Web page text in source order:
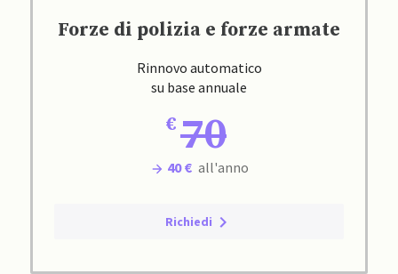
Forze di polizia e forze armate
Rinnovo automatico
su base annuale
70
40 € all'anno
Richiedi